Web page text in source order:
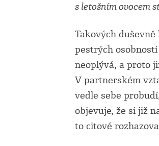
s letošním ovocem
Takových duševně
pestrých
neoplývá, a proto
V partnerském
vedle sebe
objevuje, že si již
to citové